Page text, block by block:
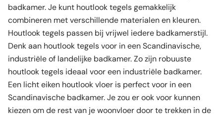
badkamer. Je kunt houtlook tegels gemakkelijk
combineren met verschillende materialen en kleuren.
Houtlook tegels passen bij vrijwel iedere badkamerstijl.
Denk aan houtlook tegels voor in een Scandinavische,
industriële of landelijke badkamer. Zo zijn robuuste
houtlook tegels ideaal voor een industriële badkamer.
Een licht eiken houtlook vloer is perfect voor in een
Scandinavische badkamer. Je zou er ook voor kunnen
kiezen om de rest van je woonvloer door te trekken in de